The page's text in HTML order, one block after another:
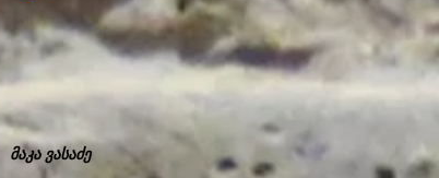
მაკა ვასაძე